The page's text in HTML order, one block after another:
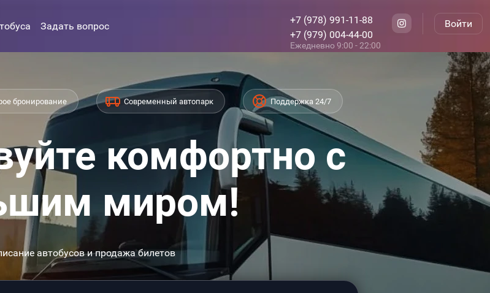
Задать вопрос
+7 (978) 991-11-88
+7 (979) 004-44-00
Ежедневно 9:00 - 22:00
Войти
бронирование Современный автопарк Поддержка 24/7
комфортно с
миром!
автобусов и продажа билетов